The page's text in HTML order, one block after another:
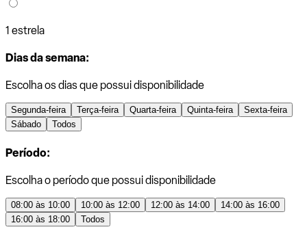
1 estrela
Dias da semana:
Escolha os dias que possui disponibilidade
Segunda-feira Terça-feira Quarta-feira Quinta-feira
Sexta-feira
Sábado
Todos
Período:
Escolha o período que possui disponibilidade
08:00 às 10:00 10:00 às 12:00 12:00 às 14:00
14:00 às 16:00
16:00 às 18:00
Todos